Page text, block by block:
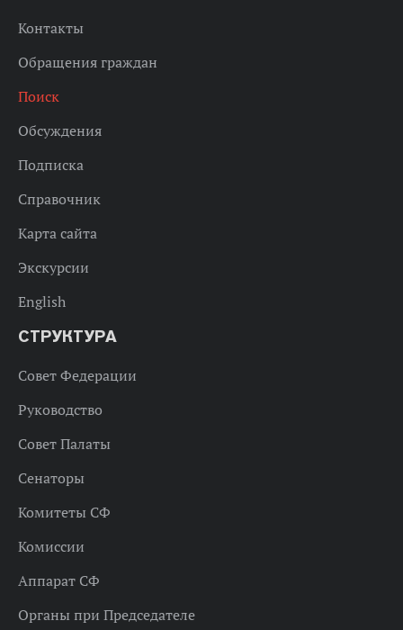
Контакты
Обращения граждан
Поиск
Обсуждения
Подписка
Справочник
Карта сайта
Экскурсии
English
СТРУКТУРА
Совет Федерации
Руководство
Совет Палаты
Сенаторы
Комитеты СФ
Комиссии
Аппарат СФ
Органы при Председателе